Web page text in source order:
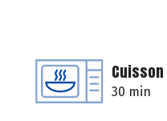
Cuisson
30 min